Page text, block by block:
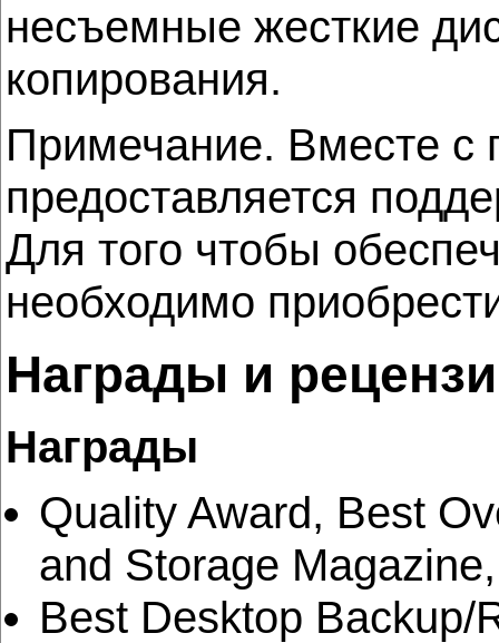
несъемные жесткие
копирования.
Примечание. Вместе с
предоставляется
Для того чтобы
необходимо
Награды и
Награды
Quality Award, Best
and Storage
Best Desktop Backup/